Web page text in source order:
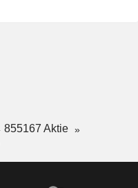
855167 Aktie